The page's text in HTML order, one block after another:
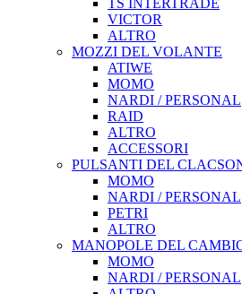
TS INTERTRADE
VICTOR
ALTRO
MOZZI DEL VOLANTE
ATIWE
MOMO
NARDI / PERSONAL
RAID
ALTRO
ACCESSORI
PULSANTI DEL
MOMO
NARDI / PERSONAL
PETRI
ALTRO
MANOPOLE DEL
MOMO
NARDI / PERSONAL